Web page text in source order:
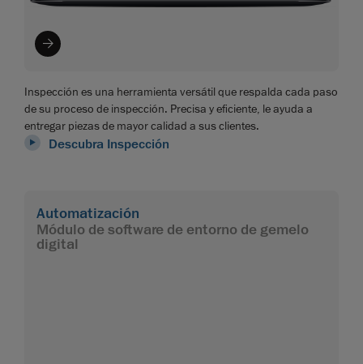
Inspección es una herramienta versátil que respalda cada paso
de su proceso de inspección. Precisa y eficiente, le ayuda a
entregar piezas de mayor calidad a sus clientes.
Descubra Inspección
Automatización
Módulo de software de entorno de gemelo
digital